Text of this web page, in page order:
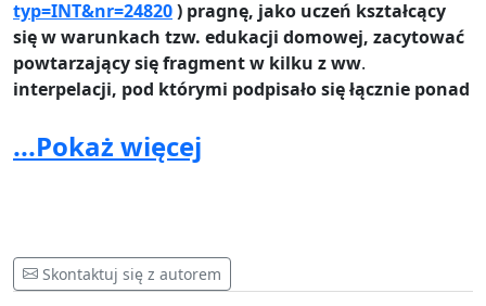
typ=INT&nr=24820) pragnę, jako uczeń kształcący
się w warunkach tzw. edukacji domowej, zacytować
powtarzający się fragment w kilku z ww.
interpelacji, pod którymi podpisało się łącznie ponad
reprezentujących cały przekrój polskiej sceny
politycznej:
17 marca br. byliśmy świadkami wyjątkowego
wydarzenia w Sejmie RP - opozycja zagłosowała
...Pokaż więcej
Skontaktuj się z autorem